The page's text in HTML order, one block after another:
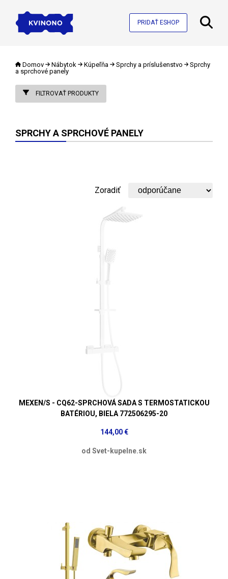
PRIDAŤ ESHOP
Domov Nábytok Kúpeľňa Sprchy a príslušenstvo
Sprchy
a sprchové panely
FILTROVAŤ PRODUKTY
SPRCHY A SPRCHOVÉ PANELY
Zoradiť
MEXEN/S - CQ62-SPRCHOVÁ SADA S TERMOSTATICKOU
BATÉRIOU, BIELA 772506295-20
144,00 €
od Svet-kupelne.sk